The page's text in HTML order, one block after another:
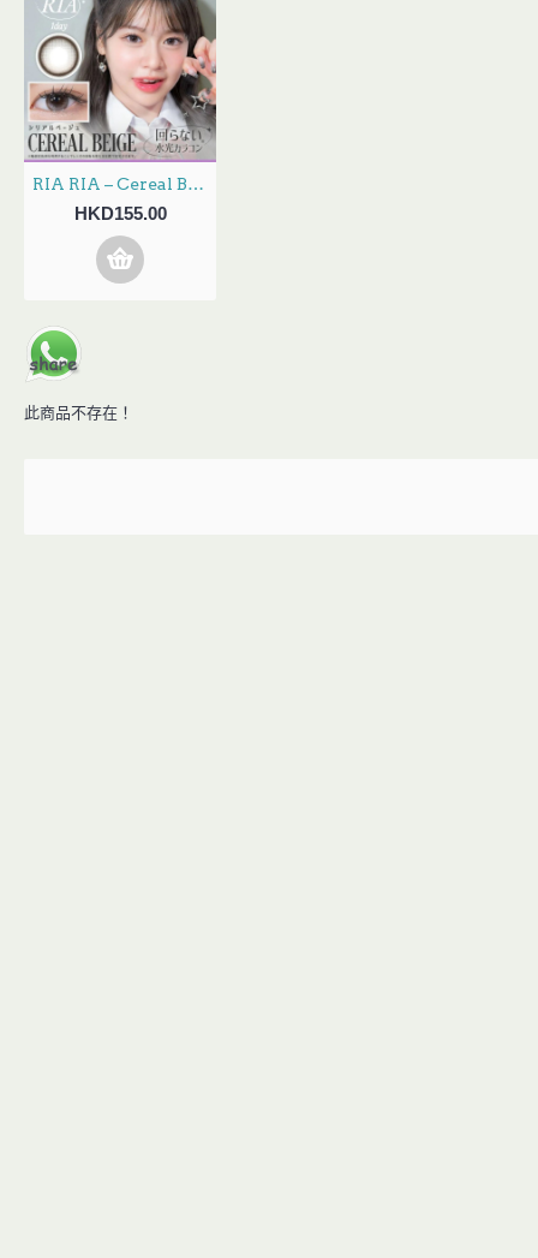
RIA RIA – Cereal Beige 日拋 10片裝 (門市現貨)
HKD155.00
此商品不存在！